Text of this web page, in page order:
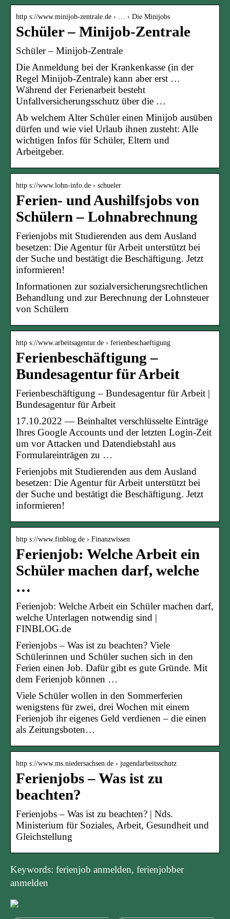
http s://www.minijob-zentrale.de › … › Die Minijobs
Schüler – Minijob-Zentrale
Schüler – Minijob-Zentrale
Die Anmeldung bei der Krankenkasse (in der
Regel Minijob-Zentrale) kann aber erst …
Während der Ferienarbeit besteht
Unfallversicherungsschutz über die …
Ab welchem Alter Schüler einen Minijob ausüben
dürfen und wie viel Urlaub ihnen zusteht: Alle
wichtigen Infos für Schüler, Eltern und
Arbeitgeber.
http s://www.lohn-info.de › schueler
Ferien- und Aushilfsjobs von
Schülern – Lohnabrechnung
Ferienjobs mit Studierenden aus dem Ausland
besetzen: Die Agentur für Arbeit unterstützt bei
der Suche und bestätigt die Beschäftigung. Jetzt
informieren!
Informationen zur sozialversicherungsrechtlichen
Behandlung und zur Berechnung der Lohnsteuer
von Schülern
http s://www.arbeitsagentur.de › ferienbeschaeftigung
Ferienbeschäftigung –
Bundesagentur für Arbeit
Ferienbeschäftigung – Bundesagentur für Arbeit |
Bundesagentur für Arbeit
17.10.2022 — Beinhaltet verschlüsselte Einträge
Ihres Google Accounts und der letzten Login-Zeit
um vor Attacken und Datendiebstahl aus
Formulareinträgen zu …
Ferienjobs mit Studierenden aus dem Ausland
besetzen: Die Agentur für Arbeit unterstützt bei
der Suche und bestätigt die Beschäftigung. Jetzt
informieren!
http s://www.finblog.de › Finanzwissen
Ferienjob: Welche Arbeit ein
Schüler machen darf, welche
…
Ferienjob: Welche Arbeit ein Schüler machen darf,
welche Unterlagen notwendig sind |
FINBLOG.de
Ferienjobs – Was ist zu beachten? Viele
Schülerinnen und Schüler suchen sich in den
Ferien einen Job. Dafür gibt es gute Gründe. Mit
dem Ferienjob können …
Viele Schüler wollen in den Sommerferien
wenigstens für zwei, drei Wochen mit einem
Ferienjob ihr eigenes Geld verdienen – die einen
als Zeitungsboten…
http s://www.ms.niedersachsen.de › jugendarbeitsschutz
Ferienjobs – Was ist zu
beachten?
Ferienjobs – Was ist zu beachten? | Nds.
Ministerium für Soziales, Arbeit, Gesundheit und
Gleichstellung
Keywords: ferienjob anmelden, ferienjobber
anmelden